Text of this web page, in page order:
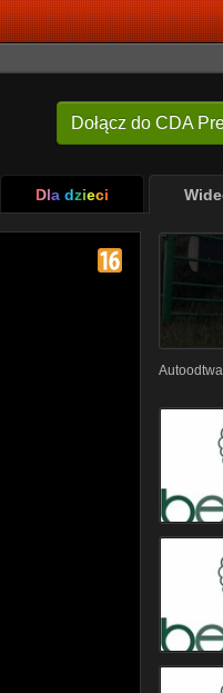
Dołącz do CDA
Dla dzieci